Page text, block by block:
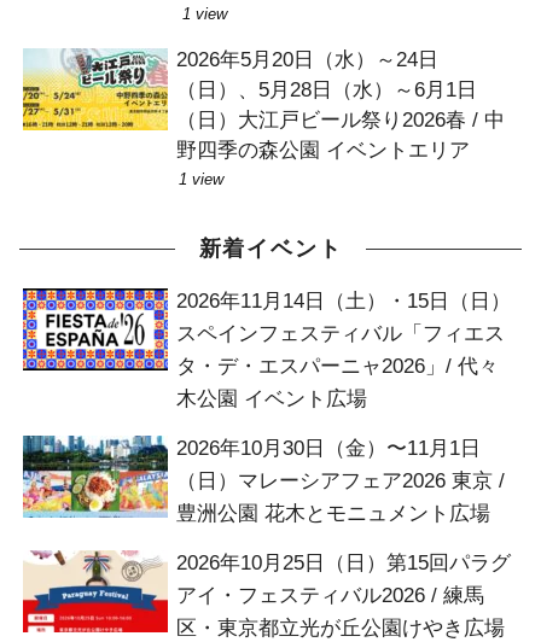
1 view
2026年5月20日（水）～24日
（日）、5月28日（水）～6月1日
（日）大江戸ビール祭り2026春 / 中
野四季の森公園 イベントエリア
1 view
新着イベント
2026年11月14日（土）・15日（日）
スペインフェスティバル「フィエス
タ・デ・エスパーニャ2026」/ 代々
木公園 イベント広場
2026年10月30日（金）〜11月1日
（日）マレーシアフェア2026 東京 /
豊洲公園 花木とモニュメント広場
2026年10月25日（日）第15回パラグ
アイ・フェスティバル2026 / 練馬
区・東京都立光が丘公園けやき広場